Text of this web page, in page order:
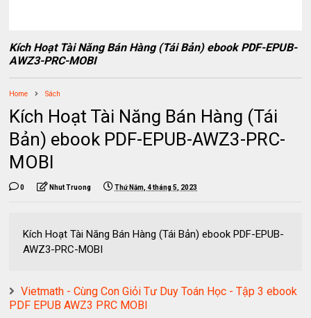
Kích Hoạt Tài Năng Bán Hàng (Tái Bản) ebook PDF-EPUB-
AWZ3-PRC-MOBI
Home Sách
Kích Hoạt Tài Năng Bán Hàng (Tái
Bản) ebook PDF-EPUB-AWZ3-PRC-
MOBI
0 Nhut Truong Thứ Năm, 4 tháng 5, 2023
Kích Hoạt Tài Năng Bán Hàng (Tái Bản) ebook PDF-EPUB-
AWZ3-PRC-MOBI
Vietmath - Cùng Con Giỏi Tư Duy Toán Học - Tập 3 ebook
PDF EPUB AWZ3 PRC MOBI